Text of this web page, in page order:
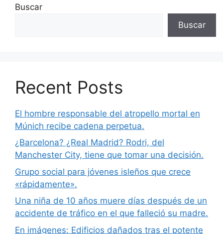
Buscar
Buscar
Recent Posts
El hombre responsable del atropello mortal en
Múnich recibe cadena perpetua.
¿Barcelona? ¿Real Madrid? Rodri, del
Manchester City, tiene que tomar una decisión.
Grupo social para jóvenes isleños que crece
«rápidamente».
Una niña de 10 años muere días después de un
accidente de tráfico en el que falleció su madre.
En imágenes: Edificios dañados tras el potente